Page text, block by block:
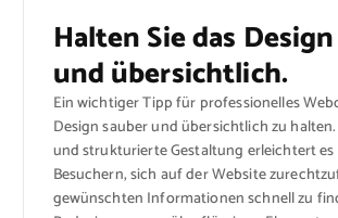
Halten Sie das
und übersichtlich.
Ein wichtiger Tipp für professionelles
Design sauber und übersichtlich zu
und strukturierte Gestaltung erleichtert es
Besuchern, sich auf der Website
gewünschten Informationen schnell zu